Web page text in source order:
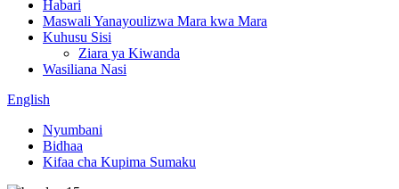
Habari
Maswali Yanayoulizwa Mara kwa Mara
Kuhusu Sisi
Ziara ya Kiwanda
Wasiliana Nasi
English
Nyumbani
Bidhaa
Kifaa cha Kupima Sumaku